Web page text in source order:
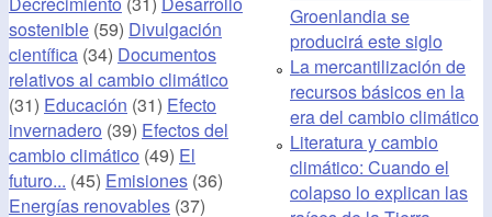
sostenible (59) Divulgación
científica (34) Documentos
relativos al cambio climático
(31) Educación (31) Efecto
invernadero (39) Efectos del
cambio climático (49) El
futuro... (45) Emisiones (36)
Energías renovables (37)
Groenlandia se
producirá este siglo
La mercantilización de
recursos básicos en la
era del cambio climático
Literatura y cambio
climático: Cuando el
colapso lo explican las